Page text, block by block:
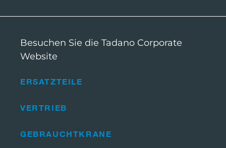
ERSATZTEILE
VERTRIEB
GEBRAUCHTKRANE
Besuchen Sie die Tadano Corporate
Website